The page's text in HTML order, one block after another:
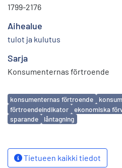
1799-2176
Aihealue
tulot ja kulutus
Sarja
Konsumenternas förtroende
Avainsanat
konsumenternas förtroende
förtroendeindikator
ekonomiska
sparande
låntagning
Tietueen kaikki tiedot